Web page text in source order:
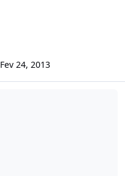
Fev 24, 2013